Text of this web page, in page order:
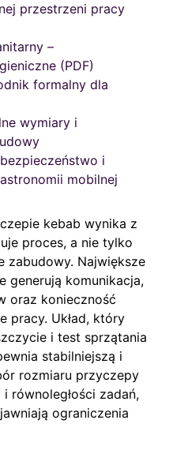
przestrzeni pracy
–
(PDF)
formalny dla
wymiary i
i
mobilnej
kebab wynika z
proces, a nie tylko
zabudowy. Największe
generują komunikacja,
oraz konieczność
pracy. Układ, który
i test sprzątania
stabilniejszą i
rozmiaru przyczepy
równoległości zadań,
ograniczenia